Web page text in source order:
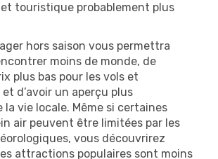
touristique probablement plus
hors saison vous permettra
moins de monde, de
plus bas pour les vols et
d’avoir un aperçu plus
vie locale. Même si certaines
air peuvent être limitées par les
vous découvrirez
attractions populaires sont moins